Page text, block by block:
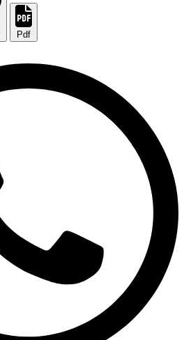
Pdf